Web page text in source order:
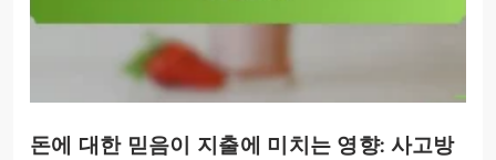
돈에 대한 믿음이 지출에 미치는 영향: 사고방